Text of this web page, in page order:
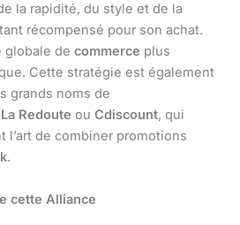
la rapidité, du style et de la
récompensé pour son achat.
globale de commerce plus
Cette stratégie est également
grands noms de
La Redoute ou Cdiscount, qui
l’art de combiner promotions
.
cette Alliance